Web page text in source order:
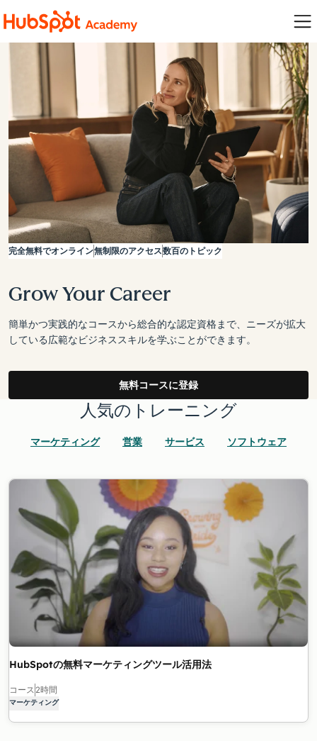
完全無料でオンライン無制限のアクセス数百のトピック
Grow Your Career
簡単かつ実践的なコースから総合的な認定資格まで、ニーズが拡大
している広範なビジネススキルを学ぶことができます。
無料コースに登録
人気のトレーニング
マーケティング 営業 サービス ソフトウェア
HubSpotの無料マーケティングツール活用法
コース2時間
マーケティング